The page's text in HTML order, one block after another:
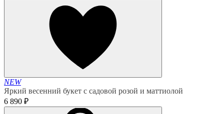
NEW
Яркий весенний букет с садовой розой и маттиолой
6 890 ₽